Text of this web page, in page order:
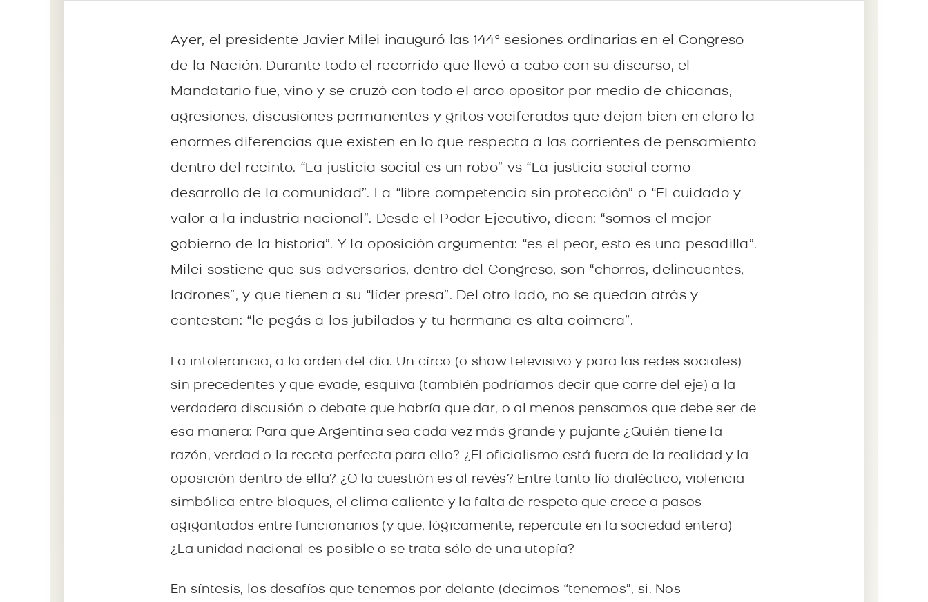
Ayer, el presidente Javier Milei inauguró las 144° sesiones ordinarias en el Congreso
de la Nación. Durante todo el recorrido que llevó a cabo con su discurso, el
Mandatario fue, vino y se cruzó con todo el arco opositor por medio de chicanas,
agresiones, discusiones permanentes y gritos vociferados que dejan bien en claro la
enormes diferencias que existen en lo que respecta a las corrientes de pensamiento
dentro del recinto. “La justicia social es un robo” vs “La justicia social como
desarrollo de la comunidad”. La “libre competencia sin protección” o “El cuidado y
valor a la industria nacional”. Desde el Poder Ejecutivo, dicen: “somos el mejor
gobierno de la historia”. Y la oposición argumenta: “es el peor, esto es una pesadilla”.
Milei sostiene que sus adversarios, dentro del Congreso, son “chorros, delincuentes,
ladrones”, y que tienen a su “líder presa”. Del otro lado, no se quedan atrás y
contestan: “le pegás a los jubilados y tu hermana es alta coimera”.
La intolerancia, a la orden del día. Un círco (o show televisivo y para las redes sociales)
sin precedentes y que evade, esquiva (también podríamos decir que corre del eje) a la
verdadera discusión o debate que habría que dar, o al menos pensamos que debe ser de
esa manera: Para que Argentina sea cada vez más grande y pujante ¿Quién tiene la
razón, verdad o la receta perfecta para ello? ¿El oficialismo está fuera de la realidad y la
oposición dentro de ella? ¿O la cuestión es al revés? Entre tanto lío dialéctico, violencia
simbólica entre bloques, el clima caliente y la falta de respeto que crece a pasos
agigantados entre funcionarios (y que, lógicamente, repercute en la sociedad entera)
¿La unidad nacional es posible o se trata sólo de una utopía?
En síntesis, los desafíos que tenemos por delante (decimos “tenemos”, si. Nos